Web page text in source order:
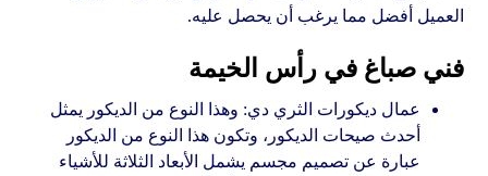
العميل أفضل مما يرغب أن يحصل عليه.
فني صباغ في رأس الخيمة
عمال ديكورات الثري دي: وهذا النوع من الديكور يمثل
أحدث صيحات الديكور، وتكون هذا النوع من الديكور
عبارة عن تصميم مجسم يشمل الأبعاد الثلاثة للأشياء